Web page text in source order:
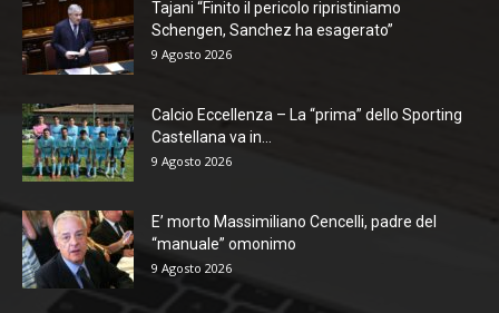
Tajani “Finito il pericolo ripristiniamo
Schengen, Sanchez ha esagerato”
9 Agosto 2026
Calcio Eccellenza – La “prima” dello Sporting
Castellana va in...
9 Agosto 2026
E’ morto Massimiliano Cencelli, padre del
“manuale” omonimo
9 Agosto 2026